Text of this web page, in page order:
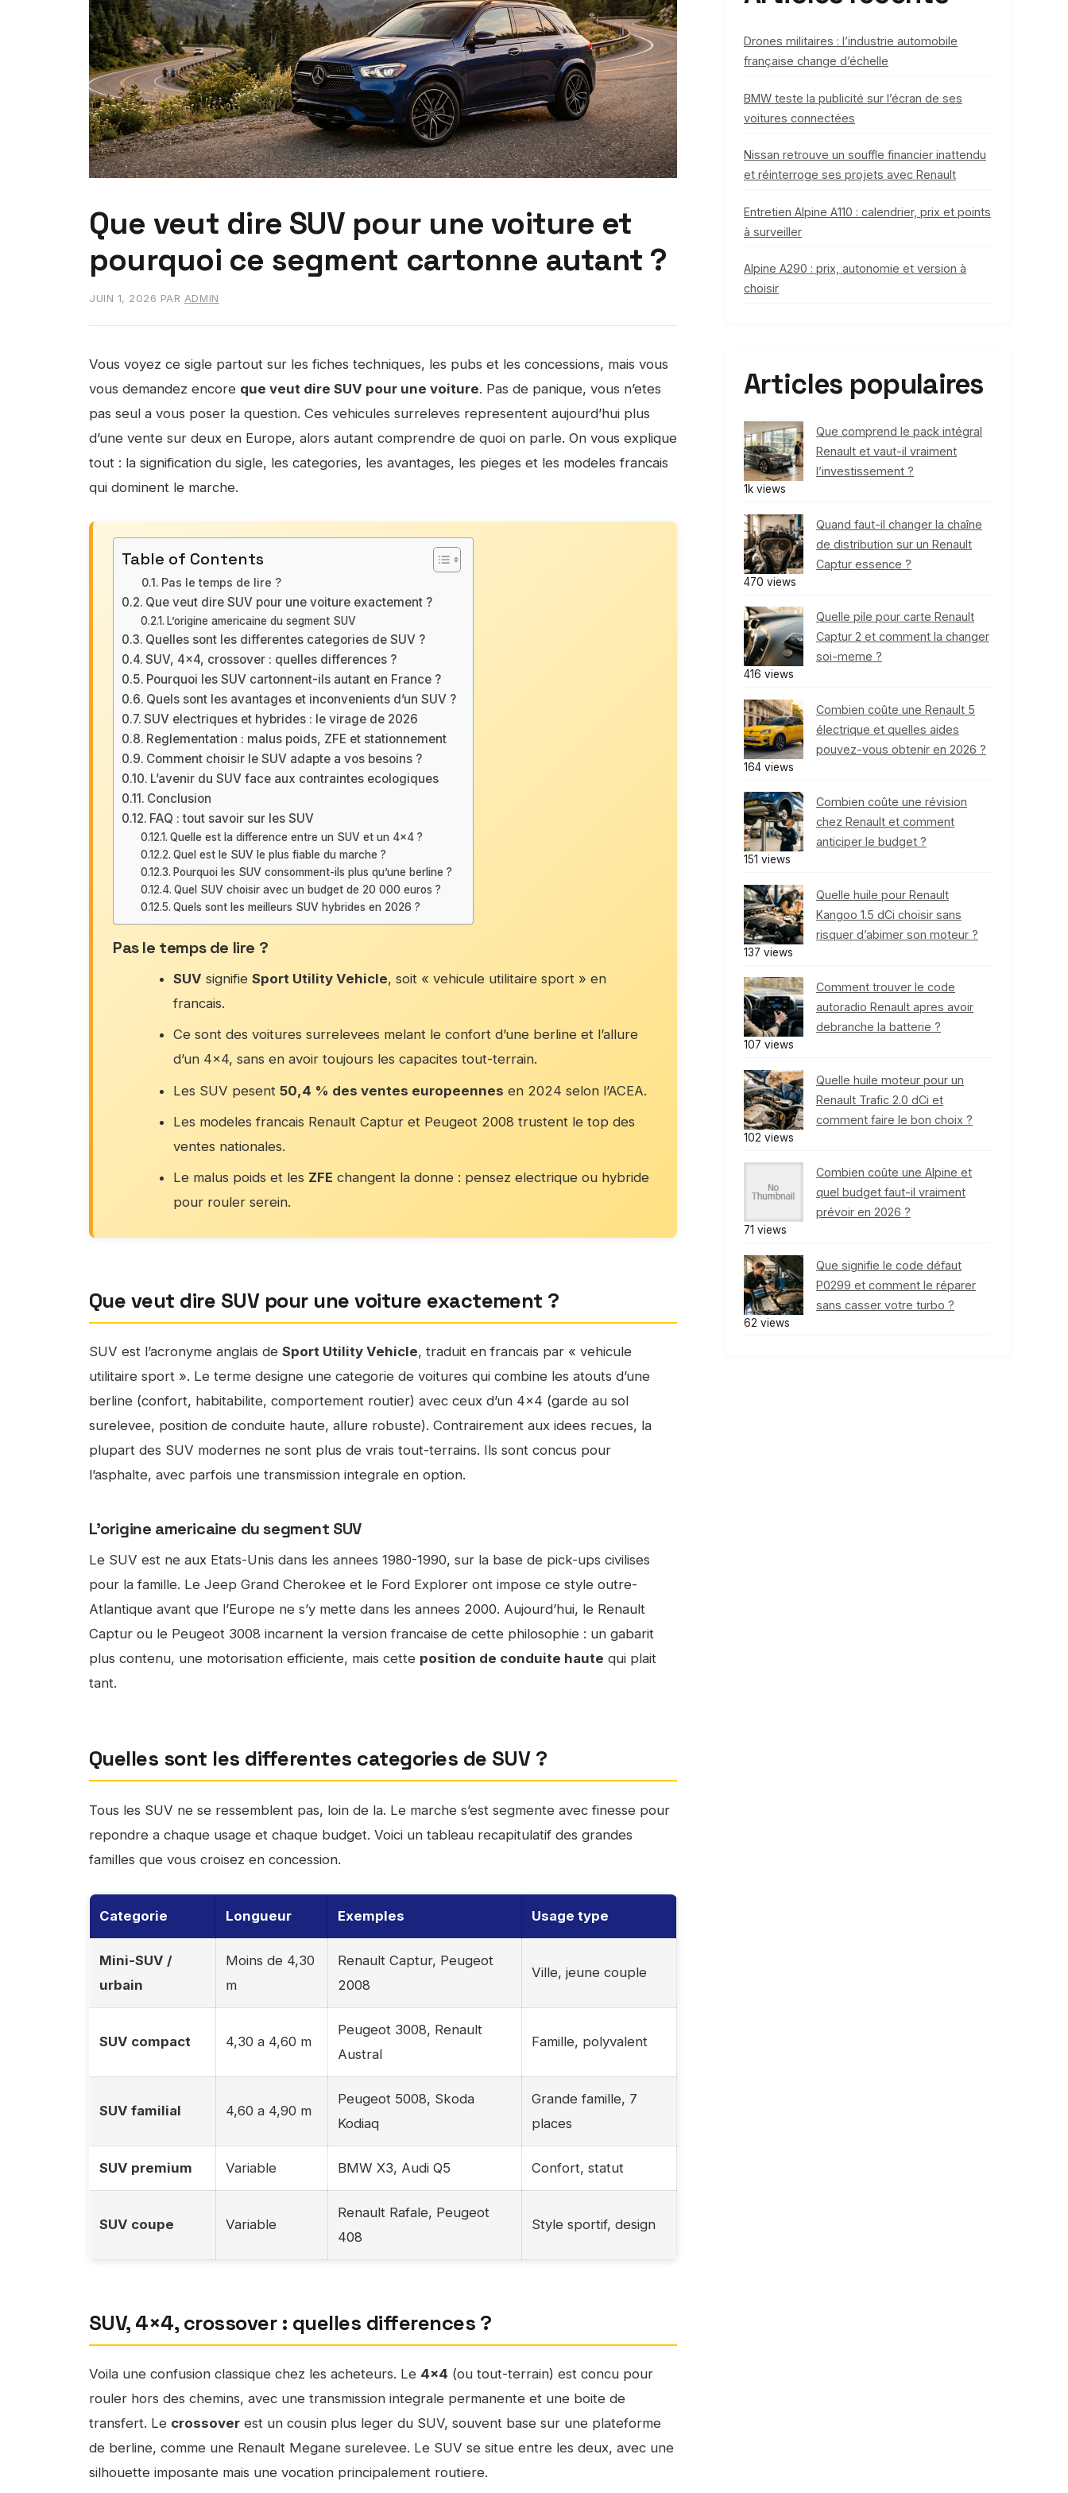
Que veut dire SUV pour une voiture et
pourquoi ce segment cartonne autant ?
JUIN 1, 2026 PAR ADMIN
Vous voyez ce sigle partout sur les fiches techniques, les pubs et les concessions, mais vous
vous demandez encore que veut dire SUV pour une voiture. Pas de panique, vous n’etes
pas seul a vous poser la question. Ces vehicules surreleves representent aujourd’hui plus
d’une vente sur deux en Europe, alors autant comprendre de quoi on parle. On vous explique
tout : la signification du sigle, les categories, les avantages, les pieges et les modeles francais
qui dominent le marche.
Table of Contents
Pas le temps de lire ?
Que veut dire SUV pour une voiture exactement ?
L’origine americaine du segment SUV
Quelles sont les differentes categories de SUV ?
SUV, 4×4, crossover : quelles differences ?
Pourquoi les SUV cartonnent-ils autant en France ?
Quels sont les avantages et inconvenients d’un SUV ?
SUV electriques et hybrides : le virage de 2026
Reglementation : malus poids, ZFE et stationnement
Comment choisir le SUV adapte a vos besoins ?
L’avenir du SUV face aux contraintes ecologiques
Conclusion
FAQ : tout savoir sur les SUV
Quelle est la difference entre un SUV et un 4×4 ?
Quel est le SUV le plus fiable du marche ?
Pourquoi les SUV consomment-ils plus qu’une berline ?
Quel SUV choisir avec un budget de 20 000 euros ?
Quels sont les meilleurs SUV hybrides en 2026 ?
Pas le temps de lire ?
SUV signifie Sport Utility Vehicle, soit « vehicule utilitaire sport » en
francais.
Ce sont des voitures surrelevees melant le confort d’une berline et l’allure
d’un 4×4, sans en avoir toujours les capacites tout-terrain.
Les SUV pesent 50,4 % des ventes europeennes en 2024 selon l’ACEA.
Les modeles francais Renault Captur et Peugeot 2008 trustent le top des
ventes nationales.
Le malus poids et les ZFE changent la donne : pensez electrique ou hybride
pour rouler serein.
Que veut dire SUV pour une voiture exactement ?
SUV est l’acronyme anglais de Sport Utility Vehicle, traduit en francais par « vehicule
utilitaire sport ». Le terme designe une categorie de voitures qui combine les atouts d’une
berline (confort, habitabilite, comportement routier) avec ceux d’un 4×4 (garde au sol
surelevee, position de conduite haute, allure robuste). Contrairement aux idees recues, la
plupart des SUV modernes ne sont plus de vrais tout-terrains. Ils sont concus pour
l’asphalte, avec parfois une transmission integrale en option.
L’origine americaine du segment SUV
Le SUV est ne aux Etats-Unis dans les annees 1980-1990, sur la base de pick-ups civilises
pour la famille. Le Jeep Grand Cherokee et le Ford Explorer ont impose ce style outre-
Atlantique avant que l’Europe ne s’y mette dans les annees 2000. Aujourd’hui, le Renault
Captur ou le Peugeot 3008 incarnent la version francaise de cette philosophie : un gabarit
plus contenu, une motorisation efficiente, mais cette position de conduite haute qui plait
tant.
Quelles sont les differentes categories de SUV ?
Tous les SUV ne se ressemblent pas, loin de la. Le marche s’est segmente avec finesse pour
repondre a chaque usage et chaque budget. Voici un tableau recapitulatif des grandes
familles que vous croisez en concession.
Categorie Longueur Exemples Usage type
Mini-SUV /
urbain
Moins de 4,30
m
Renault Captur, Peugeot
2008
Ville, jeune couple
SUV compact 4,30 a 4,60 m
Peugeot 3008, Renault
Austral
Famille, polyvalent
SUV familial 4,60 a 4,90 m
Peugeot 5008, Skoda
Kodiaq
Grande famille, 7
places
SUV premium Variable BMW X3, Audi Q5 Confort, statut
SUV coupe Variable
Renault Rafale, Peugeot
408
Style sportif, design
SUV, 4×4, crossover : quelles differences ?
Voila une confusion classique chez les acheteurs. Le 4×4 (ou tout-terrain) est concu pour
rouler hors des chemins, avec une transmission integrale permanente et une boite de
transfert. Le crossover est un cousin plus leger du SUV, souvent base sur une plateforme
de berline, comme une Renault Megane surelevee. Le SUV se situe entre les deux, avec une
silhouette imposante mais une vocation principalement routiere.
Drones militaires : l’industrie automobile
française change d’échelle
BMW teste la publicité sur l’écran de ses
voitures connectées
Nissan retrouve un souffle financier inattendu
et réinterroge ses projets avec Renault
Entretien Alpine A110 : calendrier, prix et points
à surveiller
Alpine A290 : prix, autonomie et version à
choisir
Articles populaires
Que comprend le pack intégral
Renault et vaut-il vraiment
l’investissement ?
1k views
Quand faut-il changer la chaîne
de distribution sur un Renault
Captur essence ?
470 views
Quelle pile pour carte Renault
Captur 2 et comment la changer
soi-meme ?
416 views
Combien coûte une Renault 5
électrique et quelles aides
pouvez-vous obtenir en 2026 ?
164 views
Combien coûte une révision
chez Renault et comment
anticiper le budget ?
151 views
Quelle huile pour Renault
Kangoo 1.5 dCi choisir sans
risquer d’abimer son moteur ?
137 views
Comment trouver le code
autoradio Renault apres avoir
debranche la batterie ?
107 views
Quelle huile moteur pour un
Renault Trafic 2.0 dCi et
comment faire le bon choix ?
102 views
Combien coûte une Alpine et
quel budget faut-il vraiment
prévoir en 2026 ?
71 views
Que signifie le code défaut
P0299 et comment le réparer
sans casser votre turbo ?
62 views